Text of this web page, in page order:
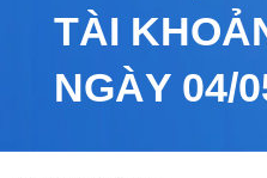
TÀI
NGÀY 04/